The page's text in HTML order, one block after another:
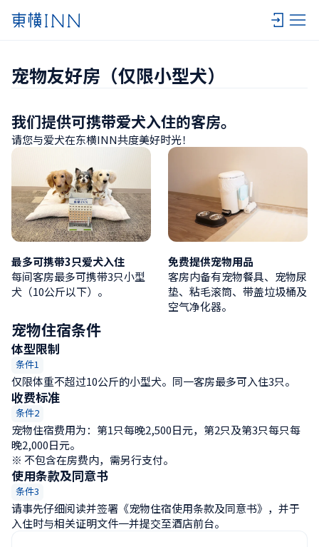
宠物友好房（仅限小型犬）
我们提供可携带爱犬入住的客房。
请您与爱犬在东横INN共度美好时光！
最多可携带3只爱犬入住
每间客房最多可携带3只小型
犬（10公斤以下）。
免费提供宠物用品
客房内备有宠物餐具、宠物尿
垫、粘毛滚筒、带盖垃圾桶及
空气净化器。
宠物住宿条件
体型限制
条件1
仅限体重不超过10公斤的小型犬。同一客房最多可入住3只。
收费标准
条件2
宠物住宿费用为：第1只每晚2,500日元，第2只及第3只每只每
晚2,000日元。
※ 不包含在房费内，需另行支付。
使用条款及同意书
条件3
请事先仔细阅读并签署《宠物住宿使用条款及同意书》，并于
入住时与相关证明文件一并提交至酒店前台。